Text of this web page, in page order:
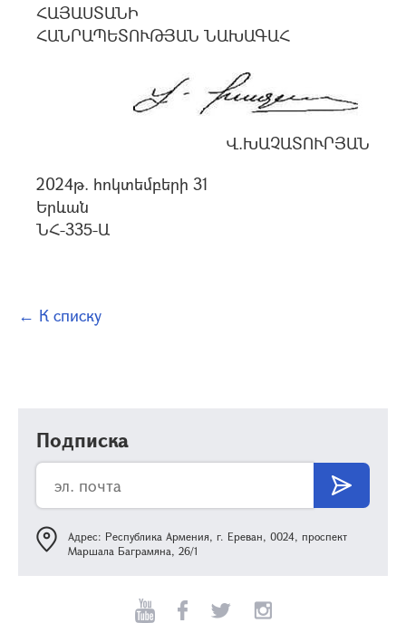
ՀԱՅԱՍՏԱՆԻ
ՀԱՆՐԱՊԵՏՈՒԹՅԱՆ ՆԱԽԱԳԱՀ
Վ.ԽԱՉԱՏՈՒՐՅԱՆ
2024թ. հոկտեմբերի 31
Երևան
ՆՀ-335-Ա
← К списку
Подписка
Адрес: Республика Армения, г. Ереван, 0024, проспект
Маршала Баграмяна, 26/1